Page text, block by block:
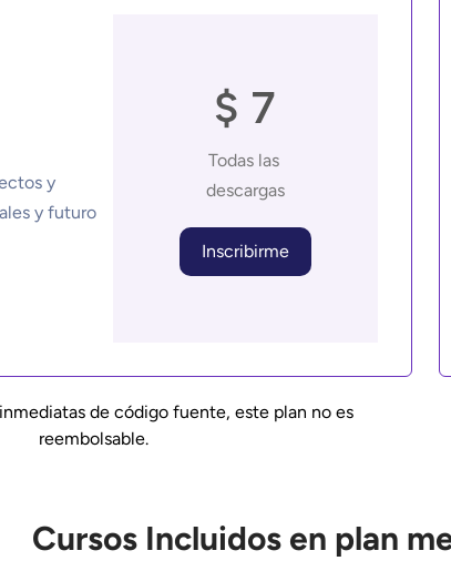
y
$ 7
Todas las
descargas
Inscribirme
de código fuente, este plan no es
reembolsable.
Cursos Incluidos en plan